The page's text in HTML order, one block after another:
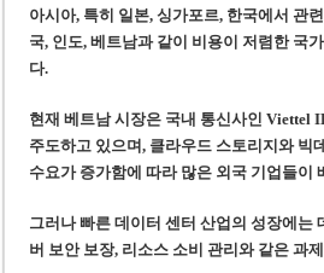
아시아, 특히 일본, 싱가포르, 한국에서 관
국, 인도, 베트남과 같이 비용이 저렴한 국
다.
현재 베트남 시장은 국내 통신사인 Viettel
주도하고 있으며, 클라우드 스토리지와 빅
수요가 증가함에 따라 많은 외국 기업들이
그러나 빠른 데이터 센터 산업의 성장에는
버 보안 보장, 리소스 소비 관리와 같은 과